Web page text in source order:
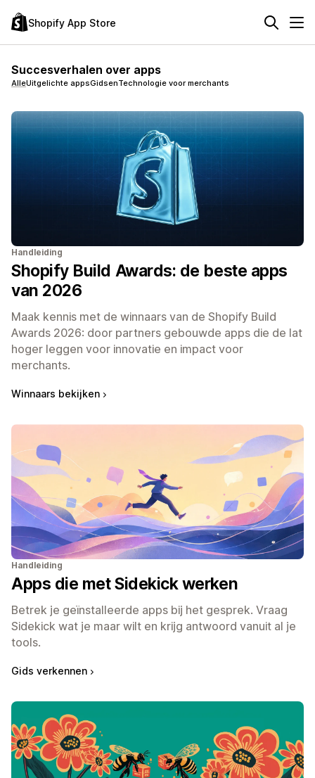
Shopify App Store
Succesverhalen over apps
AlleUitgelichte appsGidsenTechnologie voor merchants
Handleiding
Shopify Build Awards: de beste apps
van 2026
Maak kennis met de winnaars van de Shopify Build
Awards 2026: door partners gebouwde apps die de lat
hoger leggen voor innovatie en impact voor
merchants.
Winnaars bekijken
Handleiding
Apps die met Sidekick werken
Betrek je geïnstalleerde apps bij het gesprek. Vraag
Sidekick wat je maar wilt en krijg antwoord vanuit al je
tools.
Gids verkennen